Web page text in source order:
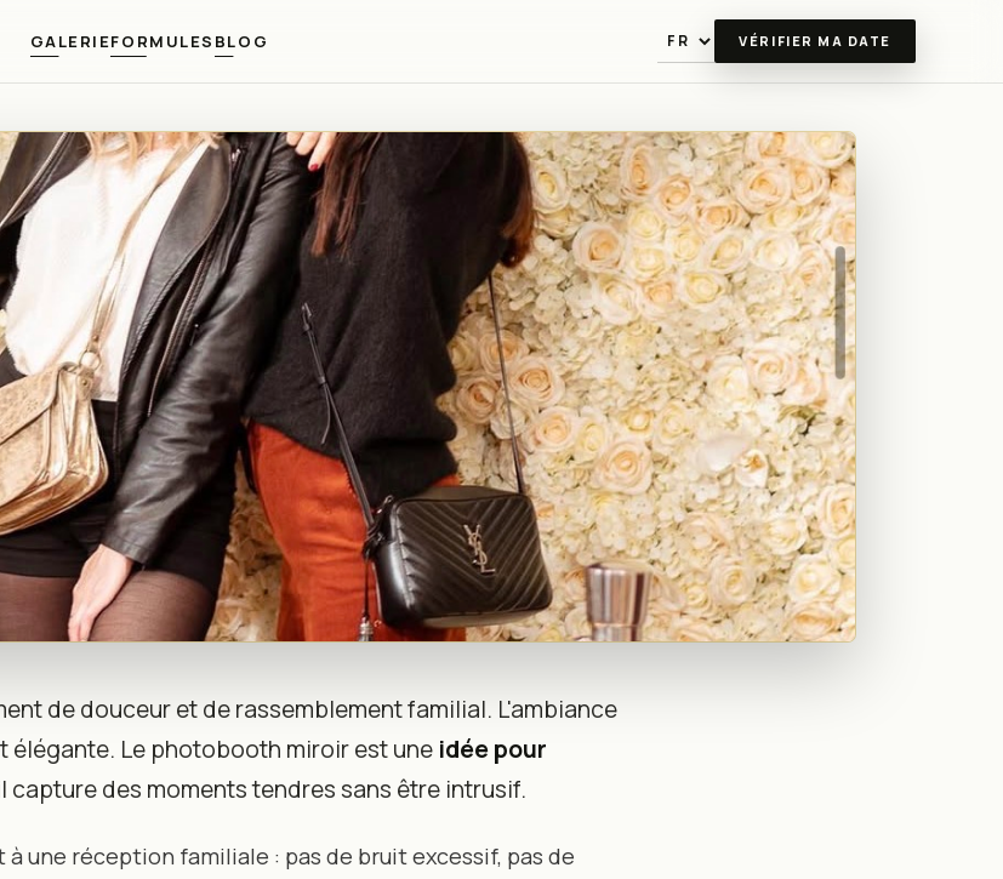
GALERIEFORMULES BLOG Langue VÉRIFIER MA DATE
Déco & Animation Douce pour
de douceur et de rassemblement familial. L'ambiance
élégante. Le photobooth miroir est une idée pour
capture des moments tendres sans être intrusif.
une réception familiale : pas de bruit excessif, pas de